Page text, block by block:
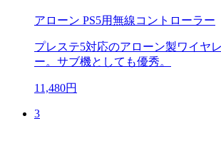
アローン PS5用無線コントローラー
プレステ5対応のアローン製ワイヤ
ー。サブ機としても優秀。
11,480円
3